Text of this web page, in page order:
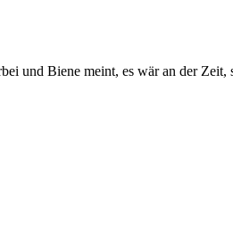
und Biene meint, es wär an der